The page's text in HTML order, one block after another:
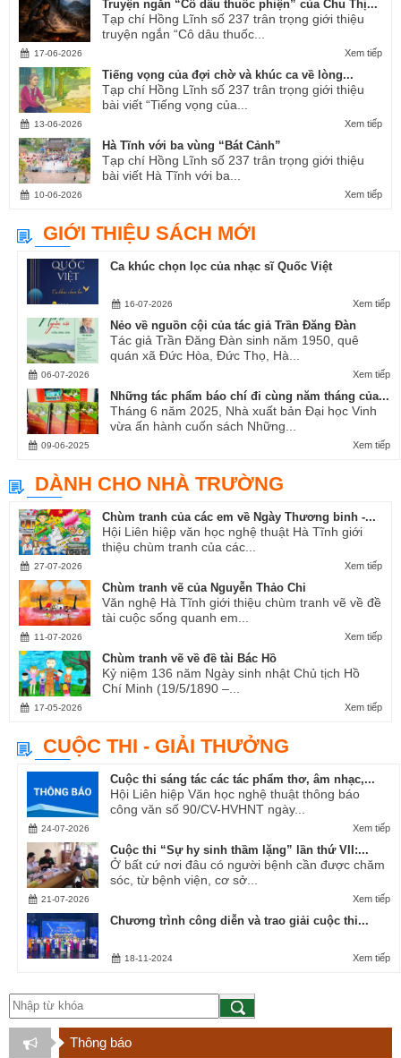
Truyện ngắn “Cô dâu thuốc phiện” của Chu Thị...
Tạp chí Hồng Lĩnh số 237 trân trọng giới thiệu
truyện ngắn “Cô dâu thuốc...
Xem tiếp
17-06-2026
Tiếng vọng của đợi chờ và khúc ca về lòng...
Tạp chí Hồng Lĩnh số 237 trân trọng giới thiệu
bài viết “Tiếng vọng của...
Xem tiếp
13-06-2026
Hà Tĩnh với ba vùng “Bát Cảnh”
Tạp chí Hồng Lĩnh số 237 trân trọng giới thiệu
bài viết Hà Tĩnh với ba...
Xem tiếp
10-06-2026
GIỚI THIỆU SÁCH MỚI
Ca khúc chọn lọc của nhạc sĩ Quốc Việt
Xem tiếp
16-07-2026
Nẻo về nguồn cội của tác giả Trần Đăng Đàn
Tác giả Trần Đăng Đàn sinh năm 1950, quê
quán xã Đức Hòa, Đức Thọ, Hà...
Xem tiếp
06-07-2026
Những tác phẩm báo chí đi cùng năm tháng của...
Tháng 6 năm 2025, Nhà xuất bản Đại học Vinh
vừa ấn hành cuốn sách Những...
Xem tiếp
09-06-2025
DÀNH CHO NHÀ TRƯỜNG
Chùm tranh của các em về Ngày Thương binh -...
Hội Liên hiệp văn học nghệ thuật Hà Tĩnh giới
thiệu chùm tranh của các...
Xem tiếp
27-07-2026
Chùm tranh vẽ của Nguyễn Thảo Chi
Văn nghệ Hà Tĩnh giới thiệu chùm tranh vẽ về đề
tài cuộc sống quanh em...
Xem tiếp
11-07-2026
Chùm tranh vẽ về đề tài Bác Hồ
Kỷ niệm 136 năm Ngày sinh nhật Chủ tịch Hồ
Chí Minh (19/5/1890 –...
Xem tiếp
17-05-2026
CUỘC THI - GIẢI THƯỞNG
Cuộc thi sáng tác các tác phẩm thơ, âm nhạc,...
Hội Liên hiệp Văn học nghệ thuật thông báo
công văn số 90/CV-HVHNT ngày...
Xem tiếp
24-07-2026
Cuộc thi “Sự hy sinh thầm lặng” lần thứ VII:...
Ở bất cứ nơi đâu có người bệnh cần được chăm
sóc, từ bệnh viện, cơ sở...
Xem tiếp
21-07-2026
Chương trình công diễn và trao giải cuộc thi...
Xem tiếp
18-11-2024
Thông báo